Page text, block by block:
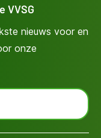
VVSG
nieuws voor en
onze